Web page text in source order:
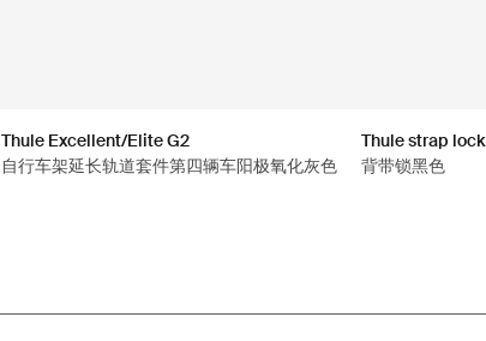
Thule Excellent/Elite G2
自行车架延长轨道套件第四辆车阳极氧化灰色
Thule strap lock
背带锁黑色